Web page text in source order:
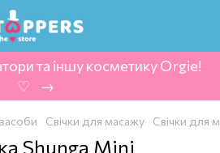
та іншу косметику Orgie!
‍ ♡ ‍ → ‍
Свічки для масажу Свічки для
Shunga Mini